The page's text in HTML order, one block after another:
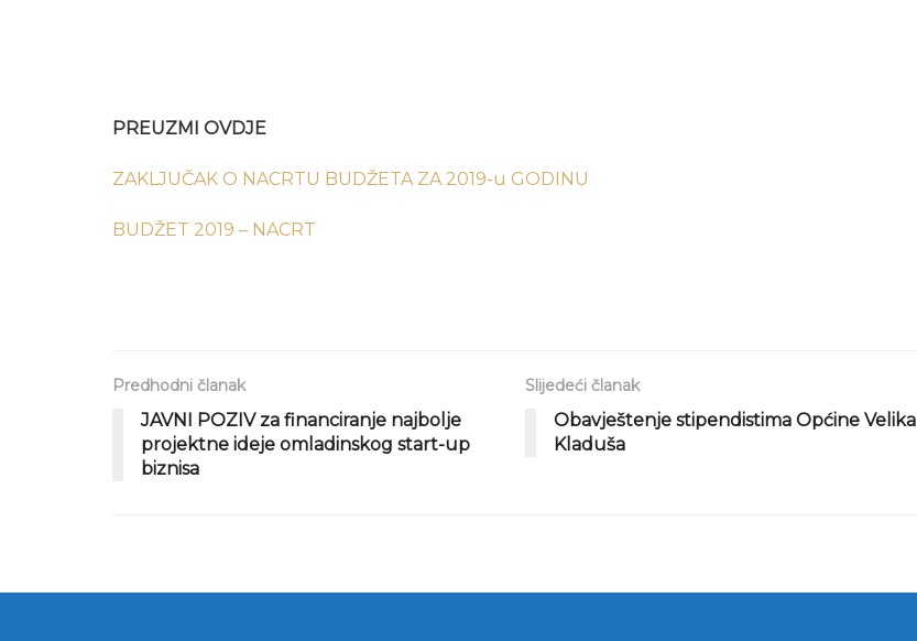
PREUZMI OVDJE
ZAKLJUČAK O NACRTU BUDŽETA ZA 2019-u GODINU
BUDŽET 2019 – NACRT
Predhodni članak
JAVNI POZIV za financiranje najbolje
projektne ideje omladinskog start-up
biznisa
Slijedeći članak
Obavještenje stipendistima Općine Velika
Kladuša